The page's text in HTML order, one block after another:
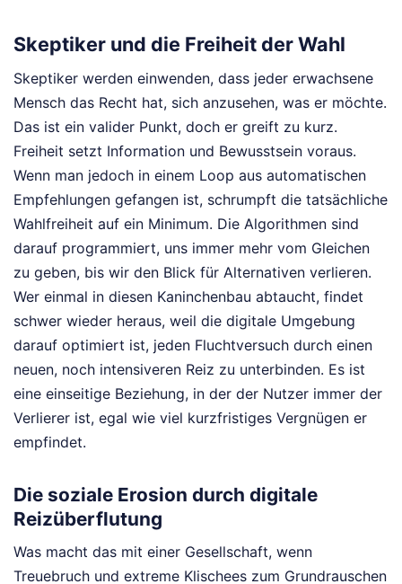
Skeptiker und die Freiheit der Wahl
Skeptiker werden einwenden, dass jeder erwachsene
Mensch das Recht hat, sich anzusehen, was er möchte.
Das ist ein valider Punkt, doch er greift zu kurz.
Freiheit setzt Information und Bewusstsein voraus.
Wenn man jedoch in einem Loop aus automatischen
Empfehlungen gefangen ist, schrumpft die tatsächliche
Wahlfreiheit auf ein Minimum. Die Algorithmen sind
darauf programmiert, uns immer mehr vom Gleichen
zu geben, bis wir den Blick für Alternativen verlieren.
Wer einmal in diesen Kaninchenbau abtaucht, findet
schwer wieder heraus, weil die digitale Umgebung
darauf optimiert ist, jeden Fluchtversuch durch einen
neuen, noch intensiveren Reiz zu unterbinden. Es ist
eine einseitige Beziehung, in der der Nutzer immer der
Verlierer ist, egal wie viel kurzfristiges Vergnügen er
empfindet.
Die soziale Erosion durch digitale
Reizüberflutung
Was macht das mit einer Gesellschaft, wenn
Treuebruch und extreme Klischees zum Grundrauschen